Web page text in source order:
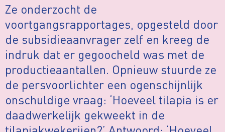
Ze onderzocht de
voortgangsrapportages, opgesteld door
de subsidieaanvrager zelf en kreeg de
indruk dat er gegoocheld was met de
productieaantallen. Opnieuw stuurde ze
de persvoorlichter een ogenschijnlijk
onschuldige vraag: ‘Hoeveel tilapia is er
daadwerkelijk gekweekt in de